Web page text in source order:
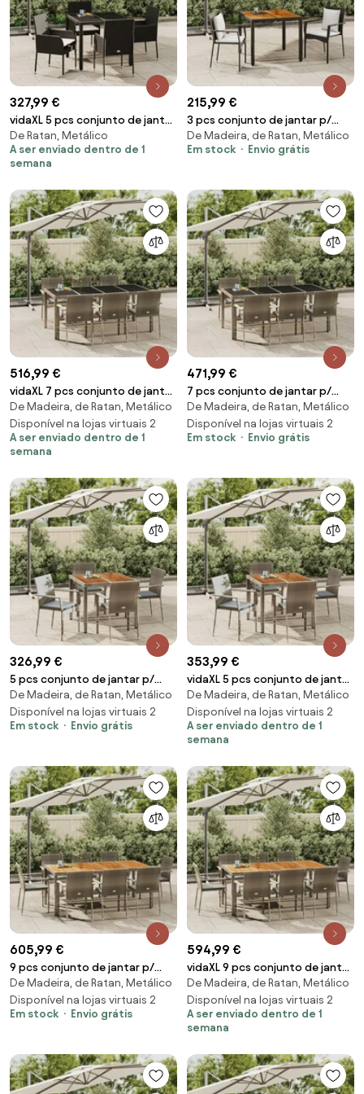
327,99 €
vidaXL 5 pcs conjunto de jantar
p/ jardim c/ almofadões vime PE
preto
De Ratan, Metálico
A ser enviado dentro de 1
semana
215,99 €
3 pcs conjunto de jantar p/
jardim c/ almofadões vime PE
preto
De Madeira, de Ratan, Metálico
Em stock
Envio grátis
516,99 €
vidaXL 7 pcs conjunto de jantar
p/ jardim c/ almofadões vime PE
cinza
De Madeira, de Ratan, Metálico
Disponível na lojas virtuais 2
A ser enviado dentro de 1
semana
471,99 €
7 pcs conjunto de jantar p/
jardim c/ almofadões vime PE
cinza
De Madeira, de Ratan, Metálico
Disponível na lojas virtuais 2
Em stock
Envio grátis
326,99 €
5 pcs conjunto de jantar p/
jardim c/ almofadões vime PE
cinza
De Madeira, de Ratan, Metálico
Disponível na lojas virtuais 2
Em stock
Envio grátis
353,99 €
vidaXL 5 pcs conjunto de jantar
p/ jardim c/ almofadões vime PE
cinza
De Madeira, de Ratan, Metálico
Disponível na lojas virtuais 2
A ser enviado dentro de 1
semana
605,99 €
9 pcs conjunto de jantar p/
jardim c/ almofadões vime PE
cinza
De Madeira, de Ratan, Metálico
Disponível na lojas virtuais 2
Em stock
Envio grátis
594,99 €
vidaXL 9 pcs conjunto de jantar
p/ jardim c/ almofadões vime PE
cinza
De Madeira, de Ratan, Metálico
Disponível na lojas virtuais 2
A ser enviado dentro de 1
semana